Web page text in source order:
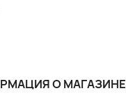
О МАГАЗИНЕ